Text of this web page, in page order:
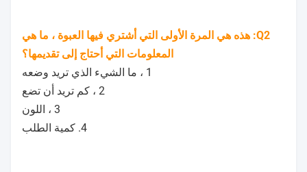
Q2: هذه هي المرة الأولى التي أشتري فيها العبوة ، ما هي
المعلومات التي أحتاج إلى تقديمها؟
1 ، ما الشيء الذي تريد وضعه
2 ، كم تريد أن تضع
3 ، اللون
4. كمية الطلب